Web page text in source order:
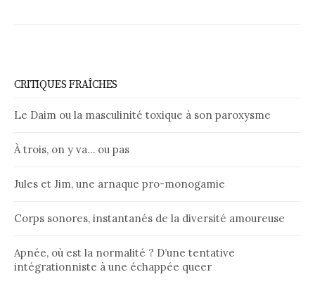
CRITIQUES FRAÎCHES
Le Daim ou la masculinité toxique à son paroxysme
À trois, on y va… ou pas
Jules et Jim, une arnaque pro-monogamie
Corps sonores, instantanés de la diversité amoureuse
Apnée, où est la normalité ? D’une tentative
intégrationniste à une échappée queer